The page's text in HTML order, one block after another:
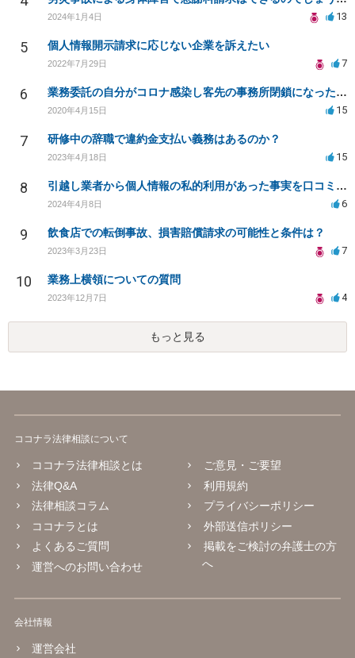
2024年1月4日 13
5 個人情報開示請求に応じない企業を訴えたい
2022年7月29日 7
6 業務委託の自分がコロナ感染し客先の事務所閉鎖になったら損害賠償請求されますか？
2020年4月15日 15
7 研修中の辞職で違約金支払い義務はあるのか？
2023年4月18日 15
8 引越し業者から個人情報の私的利用があった事実を口コミに投稿するのは名誉毀損に該当しますか？
2024年4月8日 6
9 飲食店での転倒事故、損害賠償請求の可能性と条件は？
2023年3月23日 7
10 業務上横領についての質問
2023年12月7日 4
もっと見る
ココナラ法律相談について
ココナラ法律相談とは
法律Q&A
法律相談コラム
ココナラとは
よくあるご質問
運営へのお問い合わせ
ご意見・ご要望
利用規約
プライバシーポリシー
外部送信ポリシー
掲載をご検討の弁護士の方
へ
会社情報
運営会社